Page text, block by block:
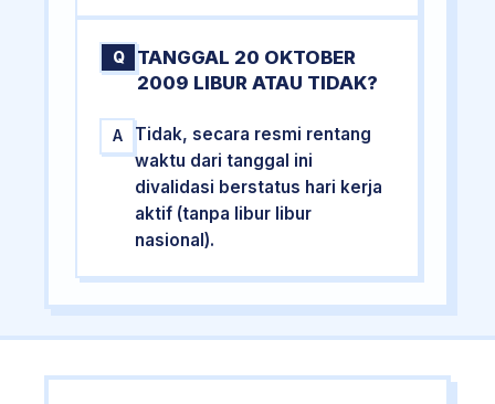
Q
TANGGAL 20 OKTOBER
2009 LIBUR ATAU TIDAK?
A
Tidak, secara resmi rentang
waktu dari tanggal ini
divalidasi berstatus hari kerja
aktif (tanpa libur libur
nasional).